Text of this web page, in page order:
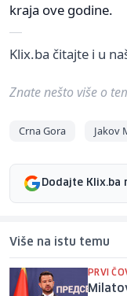
kraja ove godine.
Klix.ba čitajte i u
Znate nešto više o
Crna Gora Jakov
Dodajte Klix.ba
Više na istu temu
PRVI